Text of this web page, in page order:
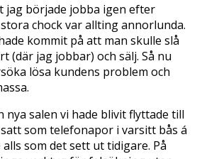
jag började jobba igen efter
chock var allting annorlunda.
kommit på att man skulle slå
(där jag jobbar) och sälj. Så nu
lösa kundens problem och
nya salen vi hade blivit flyttade till
som telefonapor i varsitt bås á
som det sett ut tidigare. På